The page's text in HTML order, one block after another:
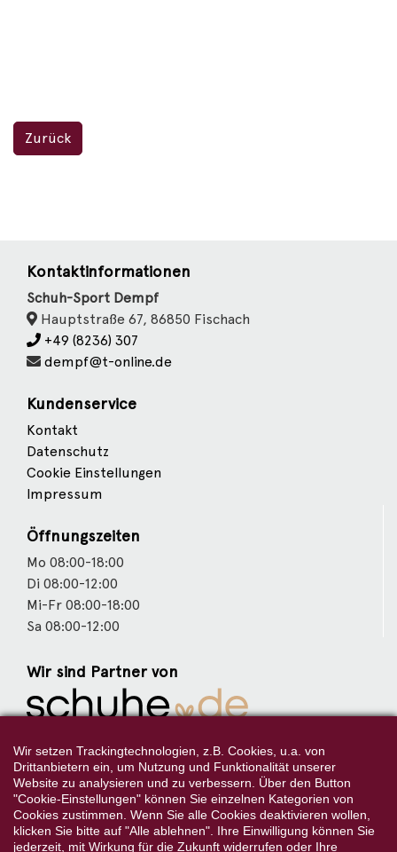
Zurück
Kontaktinformationen
Schuh-Sport Dempf
Hauptstraße 67, 86850 Fischach
+49 (8236) 307
dempf@t-online.de
Kundenservice
Kontakt
Datenschutz
Cookie Einstellungen
Impressum
Öffnungszeiten
Mo 08:00-18:00
Di 08:00-12:00
Mi-Fr 08:00-18:00
Sa 08:00-12:00
Wir sind Partner von
Weitere Partner
Folgen Sie uns:
Wir setzen Trackingtechnologien, z.B. Cookies, u.a. von
Drittanbietern ein, um Nutzung und Funktionalität unserer
Website zu analysieren und zu verbessern. Über den Button
"Cookie-Einstellungen" können Sie einzelnen Kategorien von
Cookies zustimmen. Wenn Sie alle Cookies deaktivieren wollen,
klicken Sie bitte auf "Alle ablehnen". Ihre Einwilligung können Sie
jederzeit, mit Wirkung für die Zukunft widerrufen oder Ihre